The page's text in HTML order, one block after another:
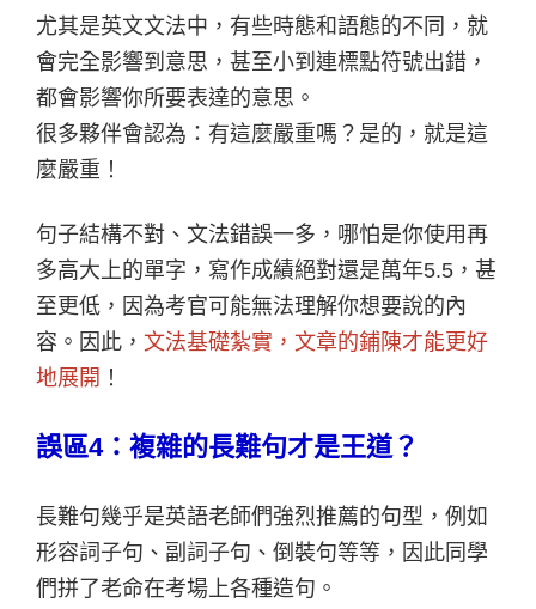
尤其是英文文法中，有些時態和語態的不同，就
會完全影響到意思，甚至小到連標點符號出錯，
都會影響你所要表達的意思。
很多夥伴會認為：有這麼嚴重嗎？是的，就是這
麼嚴重！
句子結構不對、文法錯誤一多，哪怕是你使用再
多高大上的單字，寫作成績絕對還是萬年5.5，甚
至更低，因為考官可能無法理解你想要說的內
容。因此， 文法基礎紮實，文章的鋪陳才能更好
地展開 ！
誤區4：複雜的長難句才是王道？
長難句幾乎是英語老師們強烈推薦的句型，例如
形容詞子句、副詞子句、倒裝句等等，因此同學
們拼了老命在考場上各種造句。